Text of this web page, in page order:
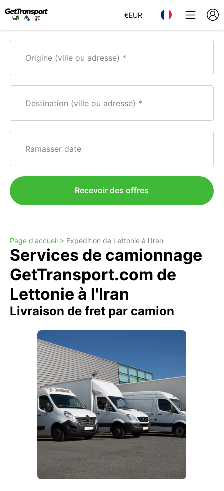
€EUR
Origine (ville ou adresse)
Destination (ville ou adresse)
Ramasser date
Recevoir des offres
Page d'accueil > Expédition de Lettonie à l'Iran
Services de camionnage
GetTransport.com de
Lettonie à l'Iran
Livraison de fret par camion